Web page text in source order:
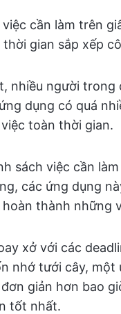
cần làm trên
gian sắp xếp
nhiều người
dụng có quá
toàn thời gian.
sách việc cần
các ứng dụng
thành những
xở với các
nhớ tưới cây,
giản hơn bao
tốt nhất.